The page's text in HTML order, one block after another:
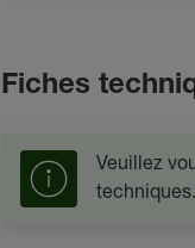
Fiches
Veuillez
techniques.